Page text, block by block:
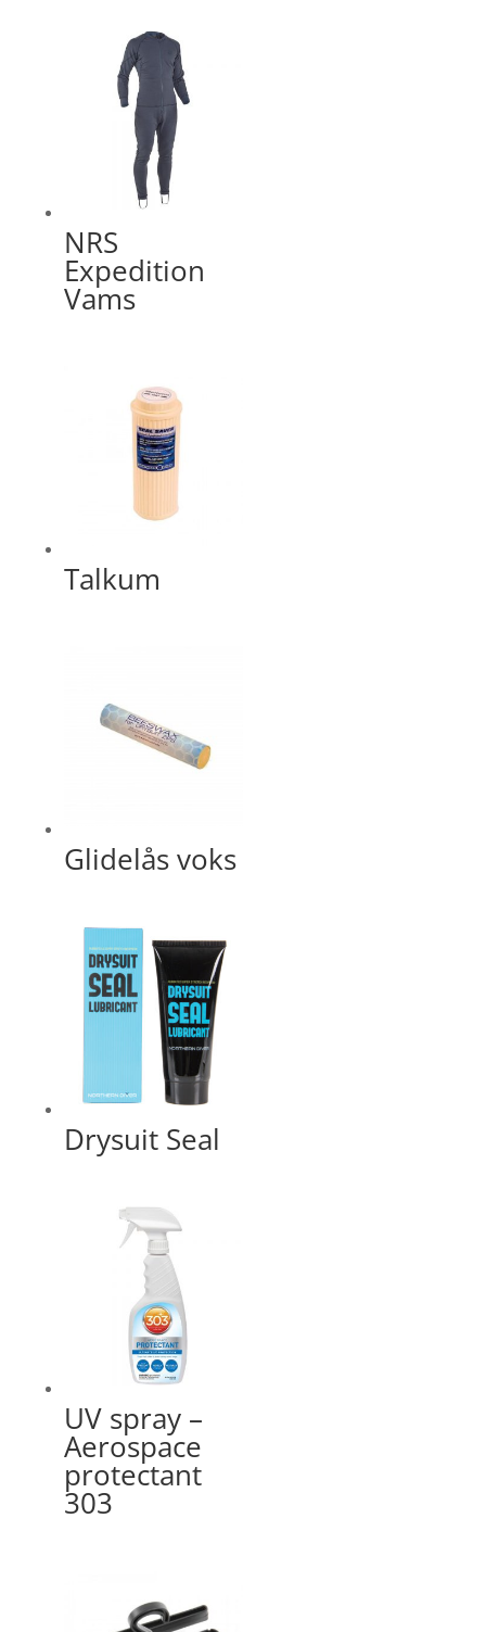
NRS
Expedition
Vams
Talkum
Glidelås voks
Drysuit Seal
UV spray –
Aerospace
protectant
303